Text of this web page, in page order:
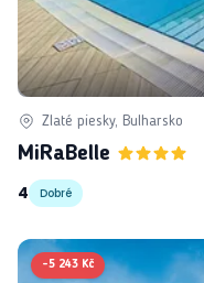
Zlaté piesky, Bulharsko
MiRaBelle
4
Dobré
-5 243 Kč